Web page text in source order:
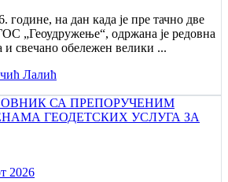
године, на дан када је пре тачно две
„Геоудружење“, одржана је редовна
свечано обележен велики ...
Лалић
2026